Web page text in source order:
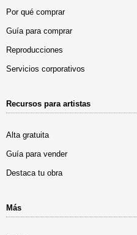
Por qué comprar
Guía para comprar
Reproducciones
Servicios corporativos
Recursos para artistas
Alta gratuita
Guía para vender
Destaca tu obra
Más